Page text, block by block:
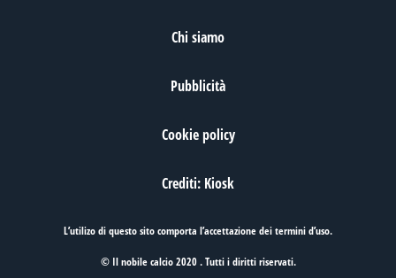
Chi siamo
Pubblicità
Cookie policy
Crediti: Kiosk
L’utilizo di questo sito comporta l’accettazione deitermini d’uso.
© Il nobile calcio 2020 . Tutti i diritti riservati.